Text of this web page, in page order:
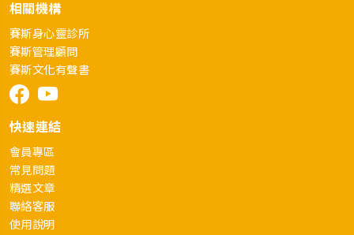
相關機構
賽斯身心靈診所
賽斯管理顧問
賽斯文化有聲書
快速連結
會員專區
常見問題
精選文章
聯絡客服
使用說明